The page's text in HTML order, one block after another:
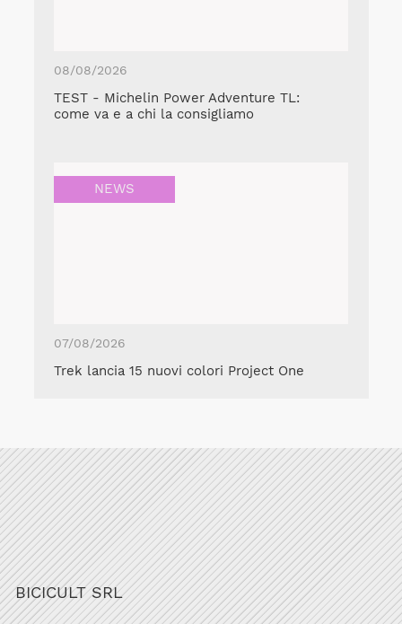
08/08/2026
TEST - Michelin Power Adventure TL:
come va e a chi la consigliamo
NEWS
07/08/2026
Trek lancia 15 nuovi colori Project One
BICICULT SRL